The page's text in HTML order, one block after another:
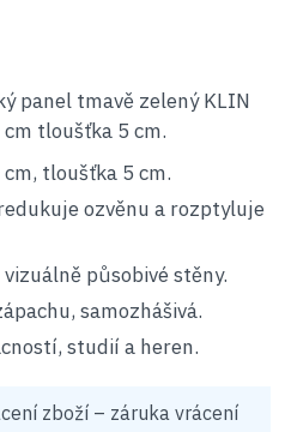
panel tmavě zelený KLIN
tloušťka 5 cm.
tloušťka 5 cm.
ozvěnu a rozptyluje
působivé stěny.
samozhášivá.
studií a heren.
zboží – záruka vrácení